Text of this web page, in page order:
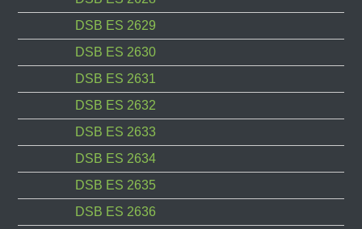
DSB ES 2629
DSB ES 2630
DSB ES 2631
DSB ES 2632
DSB ES 2633
DSB ES 2634
DSB ES 2635
DSB ES 2636